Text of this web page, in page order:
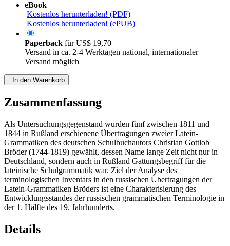
eBook
Kostenlos herunterladen! (PDF)
Kostenlos herunterladen! (ePUB)
Paperback fürUS$ 19,70
Versand in ca. 2-4 Werktagen national, internationaler
Versand möglich
In den Warenkorb
Zusammenfassung
Als Untersuchungsgegenstand wurden fünf zwischen 1811 und
1844 in Rußland erschienene Übertragungen zweier Latein-
Grammatiken des deutschen Schulbuchautors Christian Gottlob
Bröder (1744-1819) gewählt, dessen Name lange Zeit nicht nur in
Deutschland, sondern auch in Rußland Gattungsbegriff für die
lateinische Schulgrammatik war. Ziel der Analyse des
terminologischen Inventars in den russischen Übertragungen der
Latein-Grammatiken Bröders ist eine Charakterisierung des
Entwicklungsstandes der russischen grammatischen Terminologie in
der 1. Hälfte des 19. Jahrhunderts.
Details